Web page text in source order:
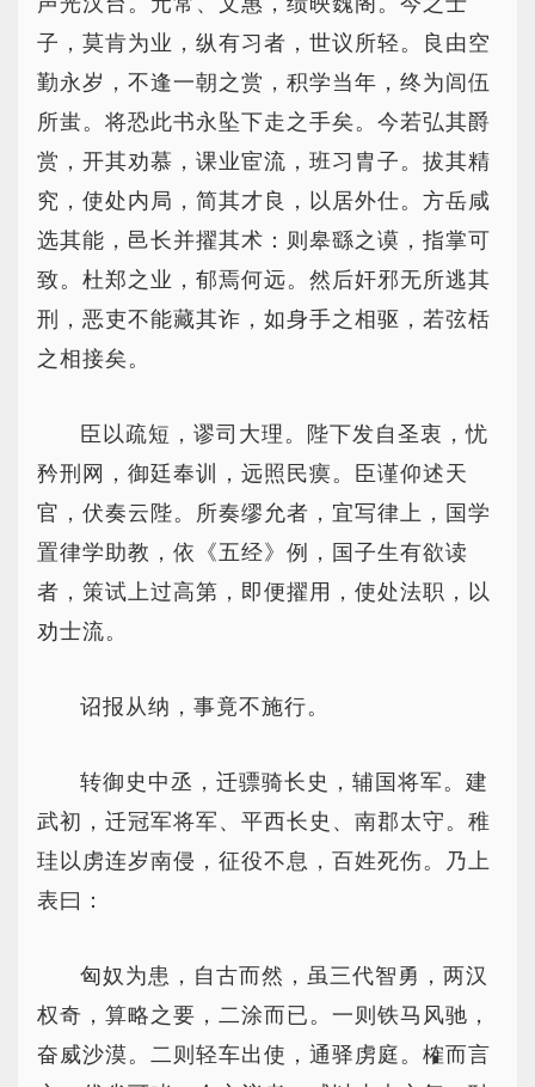
子，莫肯为业，纵有习者，世议所轻。良由空
勤永岁，不逢一朝之赏，积学当年，终为闾伍
所蚩。将恐此书永坠下走之手矣。今若弘其爵
赏，开其劝慕，课业宦流，班习胄子。拔其精
究，使处内局，简其才良，以居外仕。方岳咸
选其能，邑长并擢其术：则皋繇之谟，指掌可
致。杜郑之业，郁焉何远。然后奸邪无所逃其
刑，恶吏不能藏其诈，如身手之相驱，若弦栝
之相接矣。
臣以疏短，谬司大理。陛下发自圣衷，忧
矜刑网，御廷奉训，远照民瘼。臣谨仰述天
官，伏奏云陛。所奏缪允者，宜写律上，国学
置律学助教，依《五经》例，国子生有欲读
者，策试上过高第，即便擢用，使处法职，以
劝士流。
诏报从纳，事竟不施行。
转御史中丞，迁骠骑长史，辅国将军。建
武初，迁冠军将军、平西长史、南郡太守。稚
珪以虏连岁南侵，征役不息，百姓死伤。乃上
表曰：
匈奴为患，自古而然，虽三代智勇，两汉
权奇，算略之要，二涂而已。一则铁马风驰，
奋威沙漠。二则轻车出使，通驿虏庭。榷而言